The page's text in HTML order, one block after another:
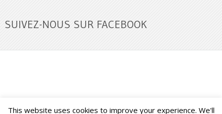
SUIVEZ-NOUS SUR FACEBOOK
This website uses cookies to improve your experience. We'll